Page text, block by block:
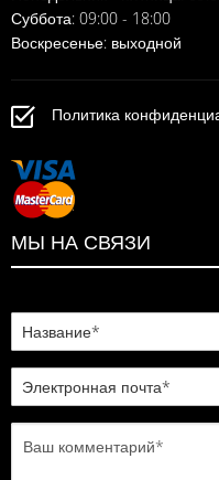
Суббота: 09:00 - 18:00
Воскресенье: выходной
Политика
МЫ НА СВЯЗИ